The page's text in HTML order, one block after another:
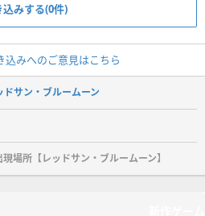
込みする(0件)
込みへのご意見はこちら
サン・ブルームーン
場所【レッドサン・ブルームーン】